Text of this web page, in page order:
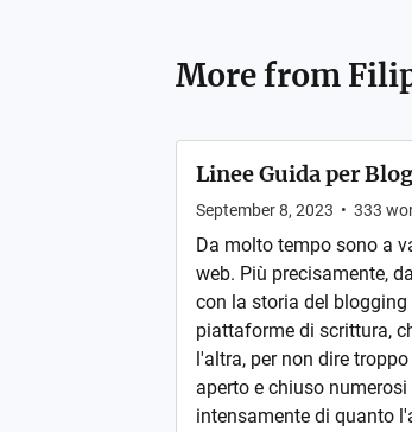
More from
Linee Guida per
September 8, 2023 • 333
Da molto tempo sono a
web. Più precisamente,
con la storia del
piattaforme di scrittura,
l'altra, per non dire
aperto e chiuso
intensamente di quanto